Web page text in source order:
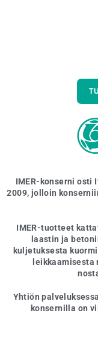
IMER-konserni osti
2009, jolloin
IMER-tuotteet
laastin ja
kuljetuksesta
Yhtiön
konsernilla on